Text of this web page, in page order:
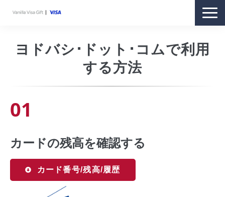
購入方法
利用方法
ギフトをお持ちの方
ヨドバシ･ドット･コムで利用
する方法
01
カードの残高を確認する
カード番号/残高/履歴